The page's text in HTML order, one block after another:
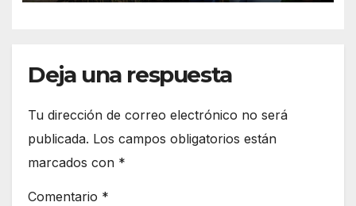
Deja una respuesta
Tu dirección de correo electrónico no será
publicada. Los campos obligatorios están
marcados con *
Comentario *